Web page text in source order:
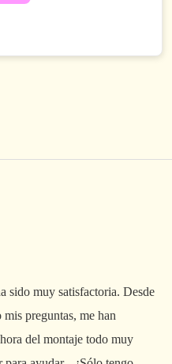
sido muy satisfactoria. Desde
preguntas, me han
del montaje todo muy